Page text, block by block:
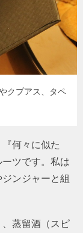
クプアス、タペ
何々に似た
ツです。私は
ンジャーと組
蒸留酒（スピ